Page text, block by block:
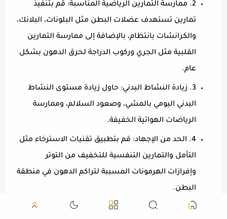
2. ممارسة التمارين الرياضية المناسبة: قم بتنفيذ
تمارين تستهدف عضلات البطن مثل البلونات، البلانك،
والكرانشات بانتظام، بالإضافة إلى ممارسة التمارين
القلبية مثل الجري وركوب الدراجة لحرق الدهون بشكل
عام.
3. زيادة النشاط البدني: حاول زيادة مستوى النشاط
البدني اليومي بالمشي، وصعود السلالم، وممارسة
الرياضات الهوائية الخفيفة.
4. الحد من الإجهاد: قم بتطبيق تقنيات الاسترخاء مثل
التأمل والتمارين التنفسية للتخفيف من التوتر
وإفرازات الهرمونات المسببة لتراكم الدهون في منطقة
البطن.
5. تناول الماء بكميات كافية: حافظ على شرب الكمية